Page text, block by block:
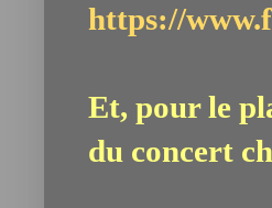
https://
Et, pour le
du concert